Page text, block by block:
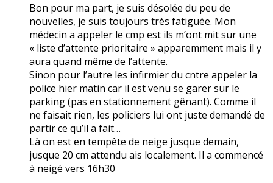
Bon pour ma part, je suis désolée du peu de
nouvelles, je suis toujours très fatiguée. Mon
médecin a appeler le cmp est ils m’ont mit sur une
« liste d’attente prioritaire » apparemment mais il y
aura quand même de l’attente.
Sinon pour l’autre les infirmier du cntre appeler la
police hier matin car il est venu se garer sur le
parking (pas en stationnement gênant). Comme il
ne faisait rien, les policiers lui ont juste demandé de
partir ce qu’il a fait…
Là on est en tempête de neige jusque demain,
jusque 20 cm attendu ais localement. Il a commencé
à neigé vers 16h30